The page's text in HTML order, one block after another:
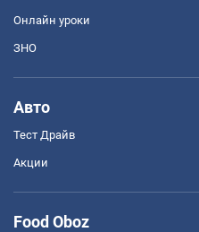
Онлайн уроки
ЗНО
Авто
Тест Драйв
Акции
Food Oboz